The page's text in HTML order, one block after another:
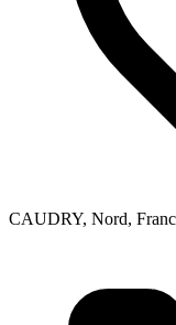
CAUDRY, Nord,